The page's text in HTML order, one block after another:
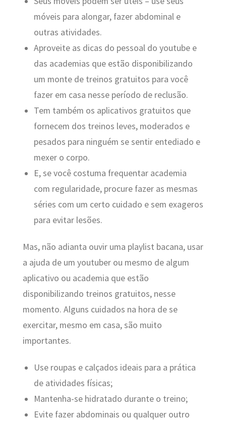
móveis para alongar, fazer abdominal e
outras atividades.
Aproveite as dicas do pessoal do youtube e
das academias que estão disponibilizando
um monte de treinos gratuitos para você
fazer em casa nesse período de reclusão.
Tem também os aplicativos gratuitos que
fornecem dos treinos leves, moderados e
pesados para ninguém se sentir entediado e
mexer o corpo.
E, se você costuma frequentar academia
com regularidade, procure fazer as mesmas
séries com um certo cuidado e sem exageros
para evitar lesões.
Mas, não adianta ouvir uma playlist bacana, usar
a ajuda de um youtuber ou mesmo de algum
aplicativo ou academia que estão
disponibilizando treinos gratuitos, nesse
momento. Alguns cuidados na hora de se
exercitar, mesmo em casa, são muito
importantes.
Use roupas e calçados ideais para a prática
de atividades físicas;
Mantenha-se hidratado durante o treino;
Evite fazer abdominais ou qualquer outro